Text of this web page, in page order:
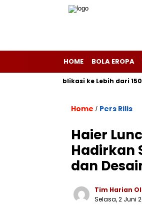
HOME BOLA EROPA
Publikasi ke Lebih dari 150
Home / Pers Rilis
Haier
Hadirkan
dan
Tim Harian
Selasa, 2 Juni